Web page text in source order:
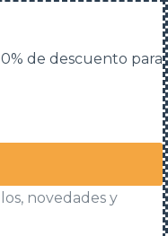
de descuento para
novedades y